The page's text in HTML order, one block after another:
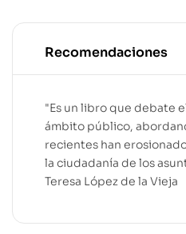
Recomendaciones
"Es un libro que debate
ámbito público,
recientes han
la ciudadanía de los
Teresa López de la Vieja